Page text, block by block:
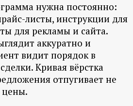
нужна постоянно:
листы, инструкции для
для рекламы и сайта.
аккуратно и
видит порядок в
Кривая вёрстка
отпугивает не